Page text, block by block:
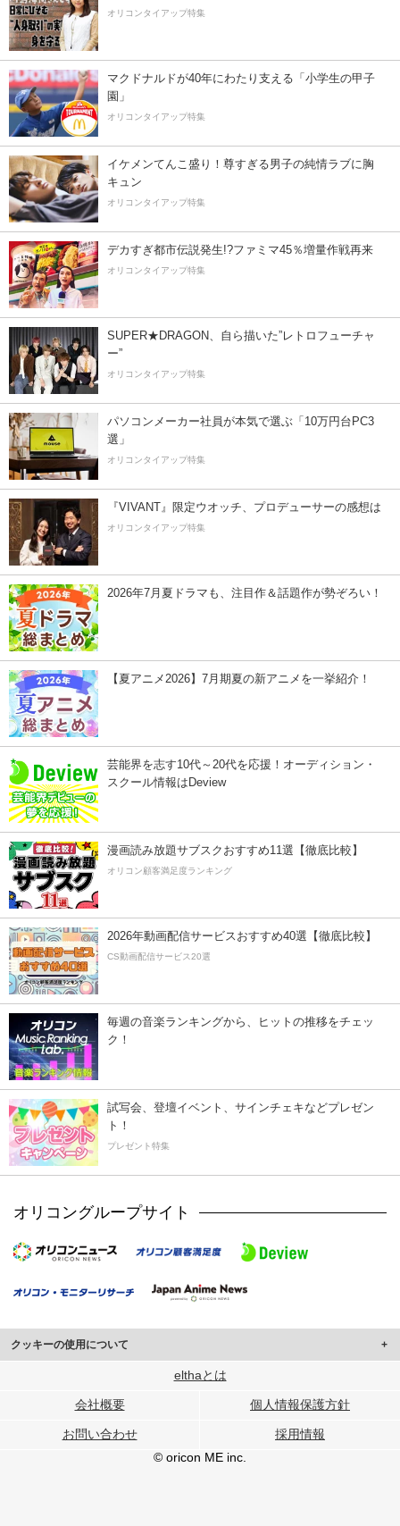
オリコンタイアップ特集
マクドナルドが40年にわたり支える「小学生の甲子
園」
オリコンタイアップ特集
イケメンてんこ盛り！尊すぎる男子の純情ラブに胸
キュン
オリコンタイアップ特集
デカすぎ都市伝説発生!?ファミマ45％増量作戦再来
オリコンタイアップ特集
SUPER★DRAGON、自ら描いた”レトロフューチャ
ー”
オリコンタイアップ特集
パソコンメーカー社員が本気で選ぶ「10万円台PC3
選」
オリコンタイアップ特集
『VIVANT』限定ウオッチ、プロデューサーの感想は
オリコンタイアップ特集
2026年7月夏ドラマも、注目作＆話題作が勢ぞろい！
【夏アニメ2026】7月期夏の新アニメを一挙紹介！
芸能界を志す10代～20代を応援！オーディション・
スクール情報はDeview
漫画読み放題サブスクおすすめ11選【徹底比較】
オリコン顧客満足度ランキング
2026年動画配信サービスおすすめ40選【徹底比較】
CS動画配信サービス20選
毎週の音楽ランキングから、ヒットの推移をチェッ
ク！
試写会、登壇イベント、サインチェキなどプレゼン
ト！
プレゼント特集
オリコングループサイト
クッキーの使用について
このサイトでは Cookie を使用して、ユーザーに合わせたコンテンツや広告の
行っています。
メディアや広告配信、データ解析の各パートナーに提供しています。
各パートナーは、この情報とユーザーが各パートナーに提供した他の情報や、
ユーザーが各パートナーのサービスを使用したときに収集した他の情報を組み
elthaとは
会社概要 個人情報保護方針
お問い合わせ
採用情報
© oricon ME inc.